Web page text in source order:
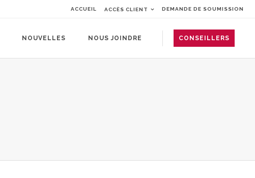
ACCUEIL ACCÈS CLIENT DEMANDE DE SOUMISSION
CONSEILLERS
NOUVELLES NOUS JOINDRE